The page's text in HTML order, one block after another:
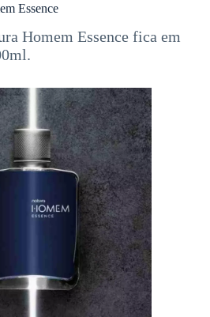
Essence
Homem Essence fica em